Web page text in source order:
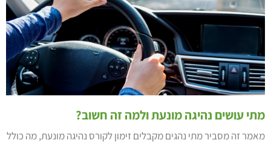
עושים נהיגה מונעת ולמה זה חשוב?
זה מסביר מתי נהגים מקבלים זימון לקורס נהיגה מונעת, מה כולל